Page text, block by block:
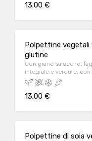
13.00 €
Polpettine vegetali
glutine
Con grano saraceno,
integrale e verdure,
fresche o saltate
13.00 €
Polpettine di soia